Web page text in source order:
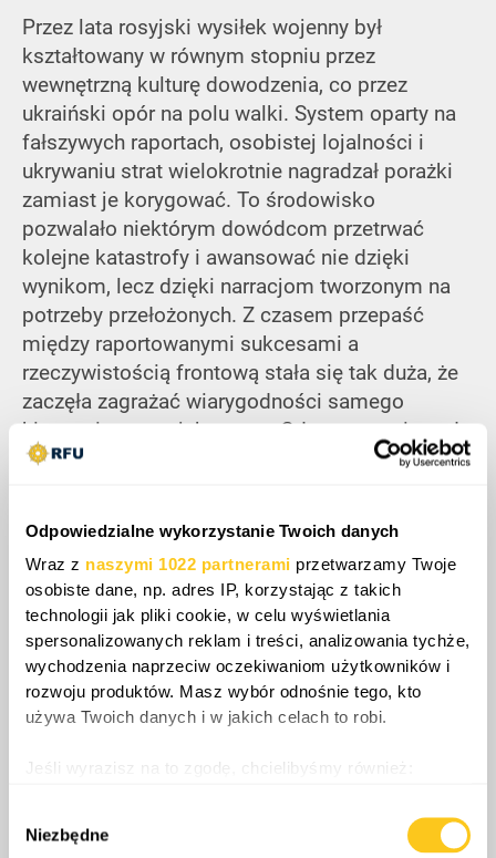
Odpowiedzialne wykorzystanie Twoich danych
Wraz z naszymi 1022 partnerami przetwarzamy Twoje
osobiste dane, np. adres IP, korzystając z takich
technologii jak pliki cookie, w celu wyświetlania
spersonalizowanych reklam i treści, analizowania tychże,
wychodzenia naprzeciw oczekiwaniom użytkowników i
rozwoju produktów. Masz wybór odnośnie tego, kto
używa Twoich danych i w jakich celach to robi.
Jeśli wyrazisz na to zgodę, chcielibyśmy również:
geograficznej z dokładnością nawet do kilku metrów
zgody
Niezbędne
Przez lata rosyjski wysiłek wojenny był
kształtowany w równym stopniu przez
wewnętrzną kulturę dowodzenia, co przez
ukraiński opór na polu walki. System oparty na
fałszywych raportach, osobistej lojalności i
ukrywaniu strat wielokrotnie nagradzał porażki
zamiast je korygować. To środowisko
pozwalało niektórym dowódcom przetrwać
kolejne katastrofy i awansować nie dzięki
wynikom, lecz dzięki narracjom tworzonym na
potrzeby przełożonych. Z czasem przepaść
między raportowanymi sukcesami a
rzeczywistością frontową stała się tak duża, że
zaczęła zagrażać wiarygodności samego
kierownictwa wojskowego. Gdy straty osiągnęły
skalę, której nie dało się już ukryć, wewnętrzne
rosyjski system dowodzenia ostatecznie zwraca
się przeciw własnym architektom, gdy
zaprzeczanie staje się niemożliwe.
Share